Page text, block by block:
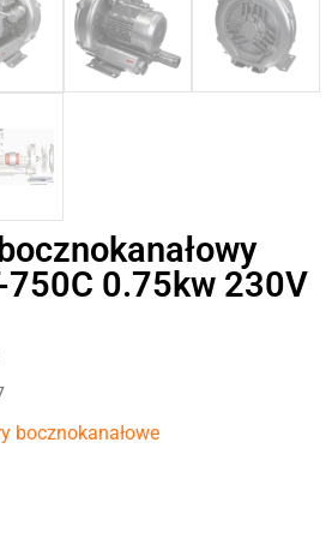
750C 0.75kw 230V
bocznokanałowe